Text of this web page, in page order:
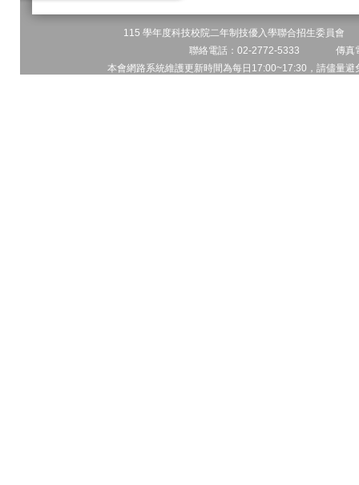
115 學年度科技校院二年制技優入學聯合招生委員
聯絡電話：02-2772-5333 傳
本會網路系統維護更新時間為每日17:00~17:30，請儘量